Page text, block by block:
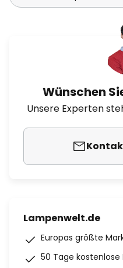
Wünschen
Unsere Experten
Lampenwelt.de
Europas größte
50 Tage kostenlose